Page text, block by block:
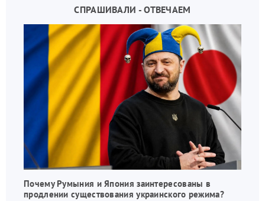
СПРАШИВАЛИ - ОТВЕЧАЕМ
Почему Румыния и Япония заинтересованы в
продлении существования украинского режима?